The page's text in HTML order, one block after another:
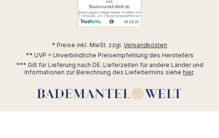
* Preise inkl. MwSt. zzgl. Versandkosten
** UVP = Unverbindliche Preisempfehlung des Herstellers
*** Gilt für Lieferung nach DE. Lieferzeiten für andere Länder und
Informationen zur Berechnung des Liefertermins siehe hier.